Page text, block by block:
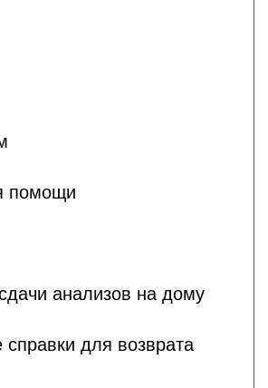
помощи
анализов на дому
для возврата